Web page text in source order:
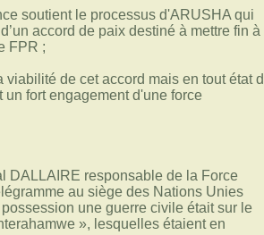
soutient le processus d'ARUSHA qui
accord de paix destiné à mettre fin à
FPR ;
de cet accord mais en tout état
fort engagement d'une force
DALLAIRE responsable de la Force
au siège des Nations Unies
une guerre civile était sur le
», lesquelles étaient en